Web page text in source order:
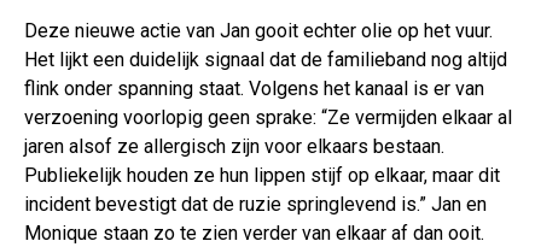
Deze nieuwe actie van Jan gooit echter olie op het vuur.
Het lijkt een duidelijk signaal dat de familieband nog altijd
flink onder spanning staat. Volgens het kanaal is er van
verzoening voorlopig geen sprake: “Ze vermijden elkaar al
jaren alsof ze allergisch zijn voor elkaars bestaan.
Publiekelijk houden ze hun lippen stijf op elkaar, maar dit
incident bevestigt dat de ruzie springlevend is.” Jan en
Monique staan zo te zien verder van elkaar af dan ooit.